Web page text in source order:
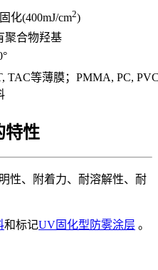
化(400mJ/cm2)
聚合物羟基
TAC等薄膜；PMMA, PC,
特性
性、附着力、耐溶解性、耐
和标记UV固化型防雾涂层 。